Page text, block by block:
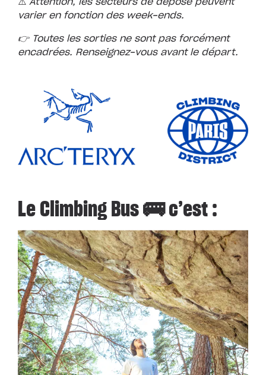
varier en fonction des week-ends.
👉 Toutes les sorties ne sont pas forcément
encadrées. Renseignez-vous avant le départ.
Le Climbing Bus 🚌 c’est :